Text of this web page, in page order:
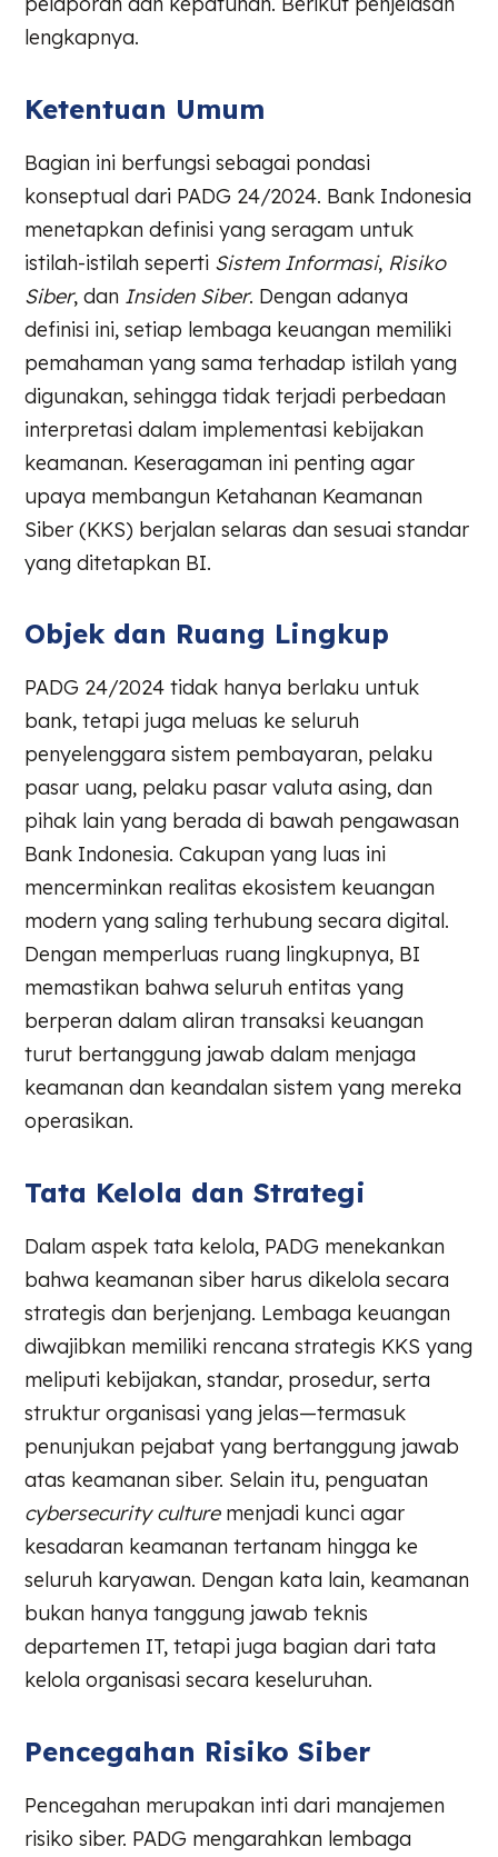
lengkapnya.
Ketentuan Umum
Bagian ini berfungsi sebagai pondasi
konseptual dari PADG 24/2024. Bank Indonesia
menetapkan definisi yang seragam untuk
istilah-istilah seperti Sistem Informasi, Risiko
Siber, dan Insiden Siber. Dengan adanya
definisi ini, setiap lembaga keuangan memiliki
pemahaman yang sama terhadap istilah yang
digunakan, sehingga tidak terjadi perbedaan
interpretasi dalam implementasi kebijakan
keamanan. Keseragaman ini penting agar
upaya membangun Ketahanan Keamanan
Siber (KKS) berjalan selaras dan sesuai standar
yang ditetapkan BI.
Objek dan Ruang Lingkup
PADG 24/2024 tidak hanya berlaku untuk
bank, tetapi juga meluas ke seluruh
penyelenggara sistem pembayaran, pelaku
pasar uang, pelaku pasar valuta asing, dan
pihak lain yang berada di bawah pengawasan
Bank Indonesia. Cakupan yang luas ini
mencerminkan realitas ekosistem keuangan
modern yang saling terhubung secara digital.
Dengan memperluas ruang lingkupnya, BI
memastikan bahwa seluruh entitas yang
berperan dalam aliran transaksi keuangan
turut bertanggung jawab dalam menjaga
keamanan dan keandalan sistem yang mereka
operasikan.
Tata Kelola dan Strategi
Dalam aspek tata kelola, PADG menekankan
bahwa keamanan siber harus dikelola secara
strategis dan berjenjang. Lembaga keuangan
diwajibkan memiliki rencana strategis KKS yang
meliputi kebijakan, standar, prosedur, serta
struktur organisasi yang jelas—termasuk
penunjukan pejabat yang bertanggung jawab
atas keamanan siber. Selain itu, penguatan
cybersecurity culturemenjadi kunci agar
kesadaran keamanan tertanam hingga ke
seluruh karyawan. Dengan kata lain, keamanan
bukan hanya tanggung jawab teknis
departemen IT, tetapi juga bagian dari tata
kelola organisasi secara keseluruhan.
Pencegahan Risiko Siber
Pencegahan merupakan inti dari manajemen
risiko siber. PADG mengarahkan lembaga